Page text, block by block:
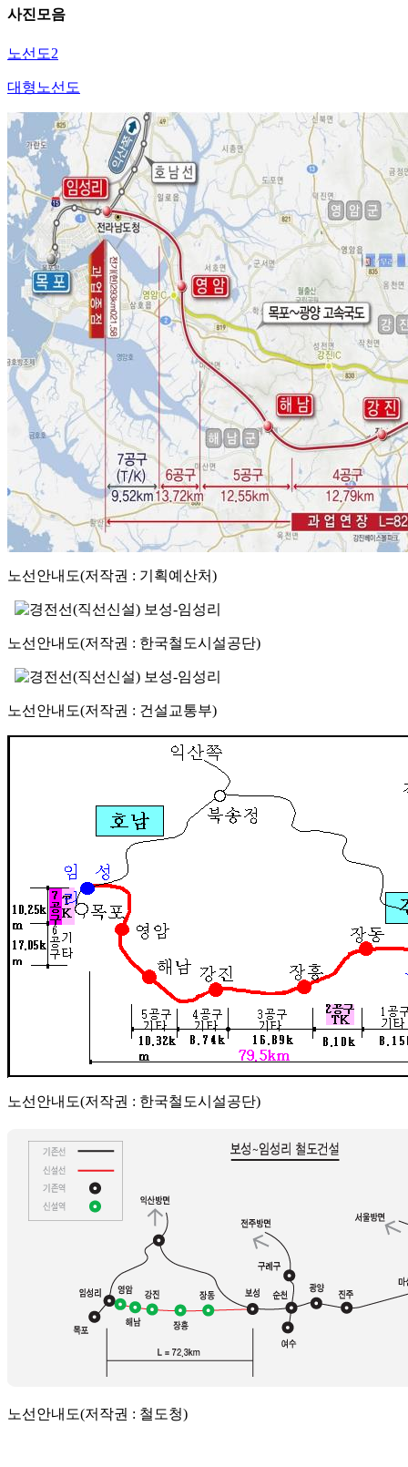
사진모음
노선도2
대형노선도
노선안내도(저작권 : 기획예산처)
노선안내도(저작권 : 한국철도시설공단)
노선안내도(저작권 : 건설교통부)
노선안내도(저작권 : 한국철도시설공단)
노선안내도(저작권 : 철도청)